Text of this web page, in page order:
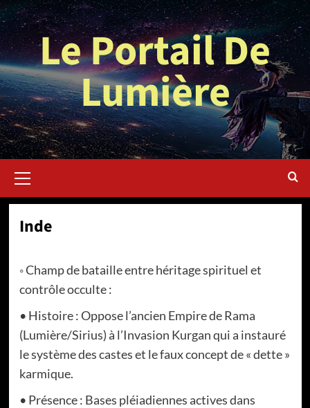
Aller
au
contenuLe Portail De
Lumière
principal
Inde
◦ Champ de bataille entre héritage spirituel et
contrôle occulte :
• Histoire : Oppose l’ancien Empire de Rama
(Lumière/Sirius) à l’Invasion Kurgan qui a instauré
le système des castes et le faux concept de « dette »
karmique.
• Présence : Bases pléiadiennes actives dans